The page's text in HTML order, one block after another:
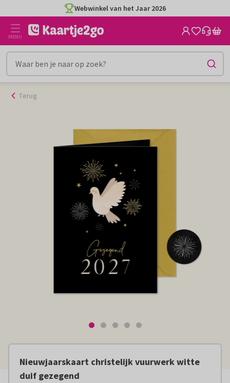
naar
inhoud
Webwinkel van het Jaar 2026
MENU
Terug
Nieuwjaarskaart christelijk vuurwerk witte
duif gezegend